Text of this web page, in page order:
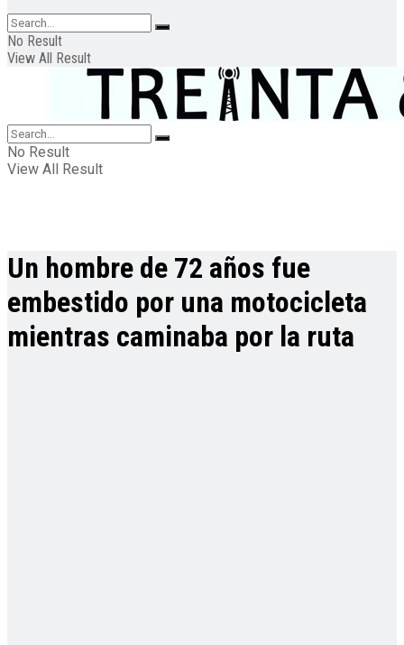
No Result
View All Result
No Result
View All Result
Un hombre de 72 años fue
embestido por una motocicleta
mientras caminaba por la ruta